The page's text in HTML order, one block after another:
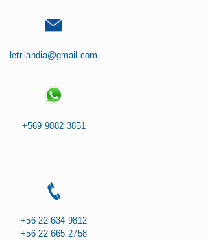
letrilandia@gmail.com
+569 9082 3851
+56 22 634 9812
+56 22 665 2758